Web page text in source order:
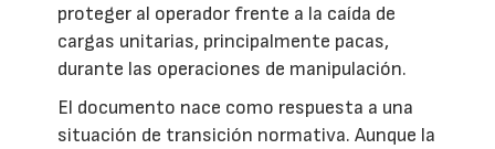
proteger al operador frente a la caída de
cargas unitarias, principalmente pacas,
durante las operaciones de manipulación.
El documento nace como respuesta a una
situación de transición normativa. Aunque la